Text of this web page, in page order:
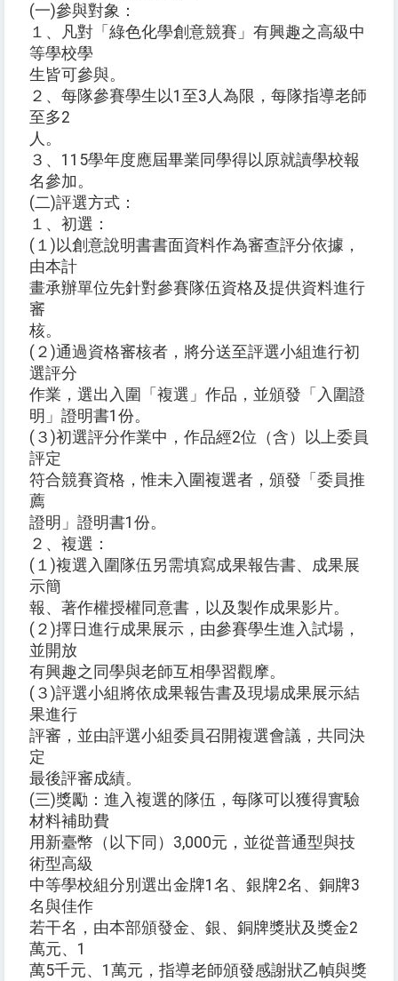
(一)參與對象：
１、凡對「綠色化學創意競賽」有興趣之高級中
等學校學
生皆可參與。
２、每隊參賽學生以1至3人為限，每隊指導老師
至多2
人。
３、115學年度應屆畢業同學得以原就讀學校報
名參加。
(二)評選方式：
１、初選：
(１)以創意說明書書面資料作為審查評分依據，
由本計
畫承辦單位先針對參賽隊伍資格及提供資料進行
審
核。
(２)通過資格審核者，將分送至評選小組進行初
選評分
作業，選出入圍「複選」作品，並頒發「入圍證
明」證明書1份。
(３)初選評分作業中，作品經2位（含）以上委員
評定
符合競賽資格，惟未入圍複選者，頒發「委員推
薦
證明」證明書1份。
２、複選：
(１)複選入圍隊伍另需填寫成果報告書、成果展
示簡
報、著作權授權同意書，以及製作成果影片。
(２)擇日進行成果展示，由參賽學生進入試場，
並開放
有興趣之同學與老師互相學習觀摩。
(３)評選小組將依成果報告書及現場成果展示結
果進行
評審，並由評選小組委員召開複選會議，共同決
定
最後評審成績。
(三)獎勵：進入複選的隊伍，每隊可以獲得實驗
材料補助費
用新臺幣（以下同）3,000元，並從普通型與技
術型高級
中等學校組分別選出金牌1名、銀牌2名、銅牌3
名與佳作
若干名，由本部頒發金、銀、銅牌獎狀及獎金2
萬元、1
萬5千元、1萬元，指導老師頒發感謝狀乙幀與獎